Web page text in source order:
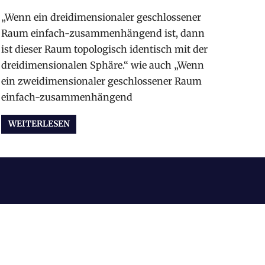
„Wenn ein dreidimensionaler geschlossener
Raum einfach-zusammenhängend ist, dann
ist dieser Raum topologisch identisch mit der
dreidimensionalen Sphäre.“ wie auch „Wenn
ein zweidimensionaler geschlossener Raum
einfach-zusammenhängend
WEITERLESEN